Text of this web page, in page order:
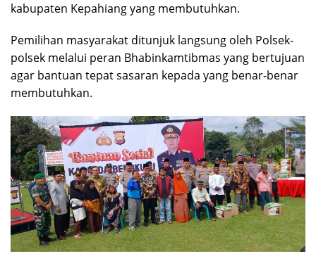
kabupaten Kepahiang yang membutuhkan.
Pemilihan masyarakat ditunjuk langsung oleh Polsek-
polsek melalui peran Bhabinkamtibmas yang bertujuan
agar bantuan tepat sasaran kepada yang benar-benar
membutuhkan.